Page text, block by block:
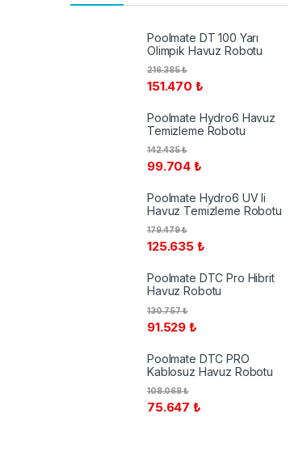
Poolmate DT 100 Yarı
Olimpik Havuz Robotu
151.470 ₺
216.385₺
Poolmate Hydro6 Havuz
Temizleme Robotu
99.704₺
142.435₺
Poolmate Hydro6 UV li
Havuz Temizleme Robotu
125.635 ₺
179.479₺
Poolmate DTC Pro Hibrit
Havuz Robotu
91.529₺
130.757₺
Poolmate DTC PRO
Kablosuz Havuz Robotu
75.647₺
108.068₺